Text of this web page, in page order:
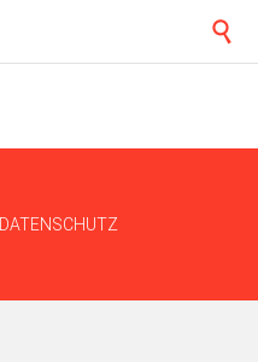

DATENSCHUTZ